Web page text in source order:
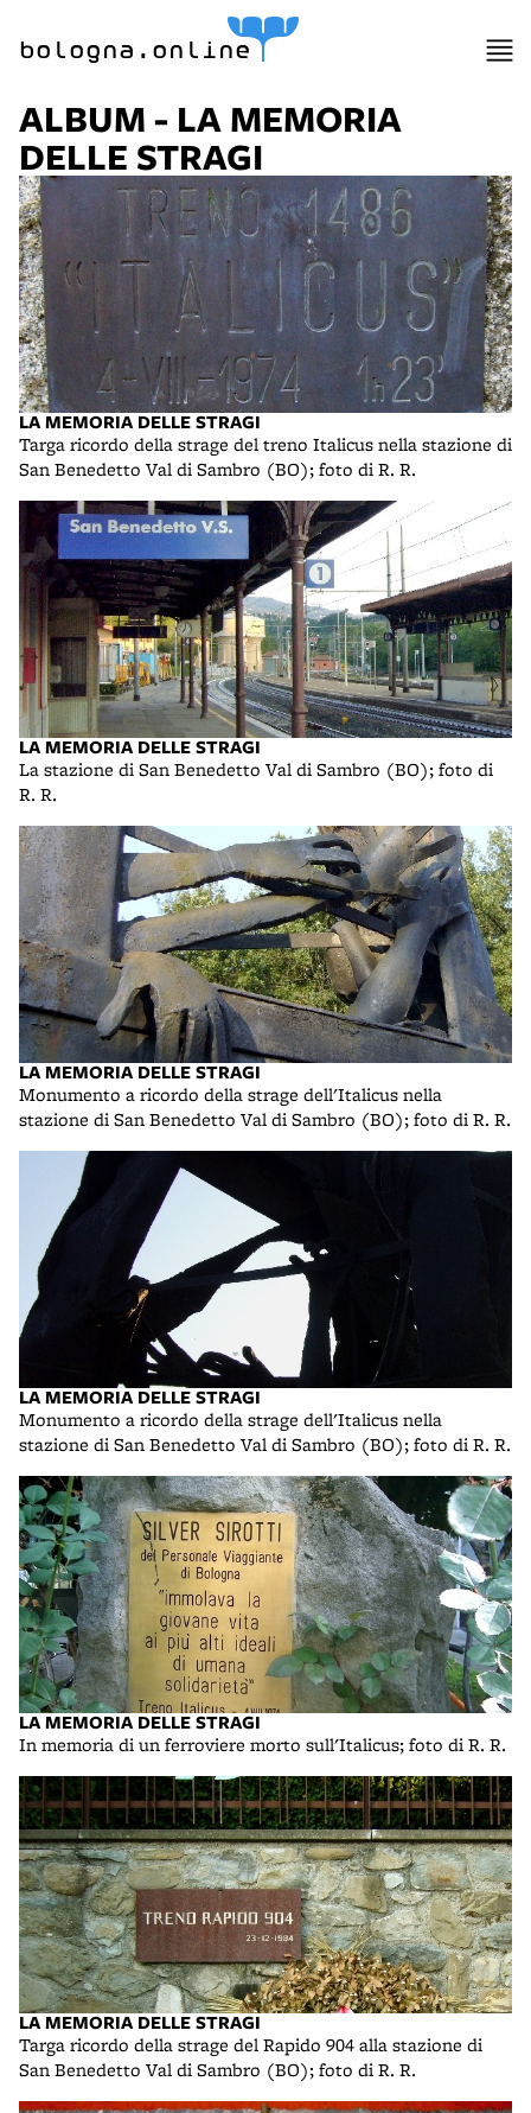
bologna.online
ALBUM - LA MEMORIA
DELLE STRAGI
LA MEMORIA DELLE STRAGI
Targa ricordo della strage del treno Italicus nella stazione di
San Benedetto Val di Sambro (BO); foto di R. R.
LA MEMORIA DELLE STRAGI
La stazione di San Benedetto Val di Sambro (BO); foto di
R. R.
LA MEMORIA DELLE STRAGI
Monumento a ricordo della strage dell'Italicus nella
stazione di San Benedetto Val di Sambro (BO); foto di R. R.
LA MEMORIA DELLE STRAGI
Monumento a ricordo della strage dell'Italicus nella
stazione di San Benedetto Val di Sambro (BO); foto di R. R.
LA MEMORIA DELLE STRAGI
In memoria di un ferroviere morto sull'Italicus; foto di R. R.
LA MEMORIA DELLE STRAGI
Targa ricordo della strage del Rapido 904 alla stazione di
San Benedetto Val di Sambro (BO); foto di R. R.